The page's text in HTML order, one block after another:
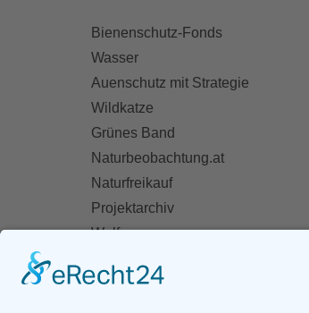
Bienenschutz-Fonds
Wasser
Auenschutz mit Strategie
Wildkatze
Grünes Band
Naturbeobachtung.at
Naturfreikauf
Projektarchiv
Wolf